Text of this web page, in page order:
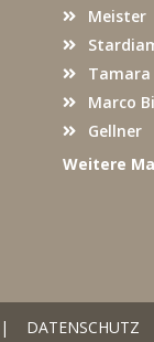
Meister
Tamara
Marco
Gellner
Weitere
| DATENSCHUTZ